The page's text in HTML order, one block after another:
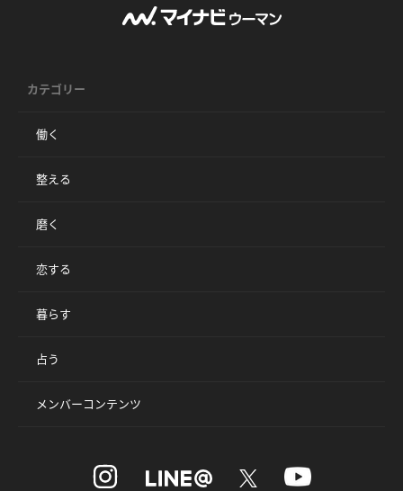
カテゴリー
働く
整える
磨く
恋する
暮らす
占う
メンバーコンテンツ